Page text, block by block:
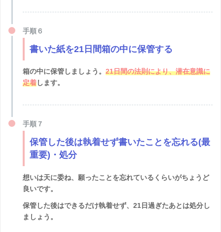
手順６
書いた紙を21日間箱の中に保管する
箱の中に保管しましょう。 21日間の法則により、潜在意識に
定着します。
手順７
保管した後は執着せず書いたことを忘れる(最
重要)・処分
想いは天に委ね、願ったことを忘れているくらいがちょうど
良いです。
保管した後はできるだけ執着せず、21日過ぎたあとは処分し
ましょう。